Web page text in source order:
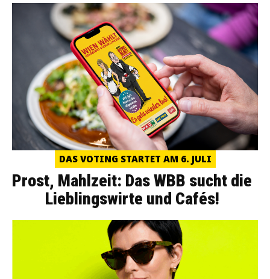
DAS VOTING STARTET AM 6. JULI
Prost, Mahlzeit: Das WBB sucht die
Lieblingswirte und Cafés!